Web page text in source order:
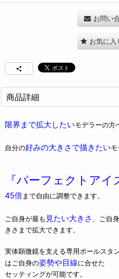
お問い
お気に入
商品詳細
限界まで拡大したいモデラーの方
自分の好みの大きさで描きたい
『パーフェクトアイ
45倍まで自由に調整できます。
ご自身が最も 見たい大きさ 、ご自
きさまで拡大できます。
実体顕微鏡を支える専用ポールスタ
はご自身の姿勢や目線に合せた
セッティングが可能です。